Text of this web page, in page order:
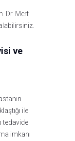
Dr. Mert
ve
ile
tedavide
imkanı